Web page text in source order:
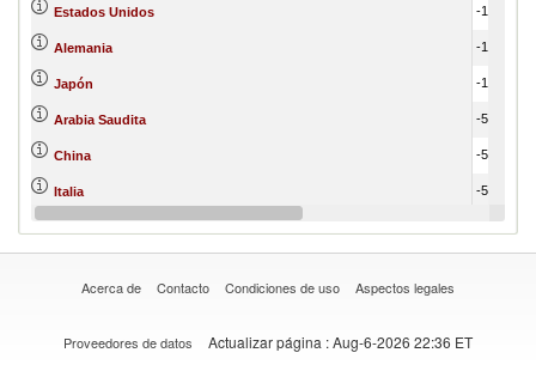
Estados Unidos
Alemania
Japón
Arabia Saudita
China
Italia
Acerca de Contacto Condiciones de uso Aspectos legales
Proveedores de datos Actualizar página : Aug-6-2026 22:36 ET